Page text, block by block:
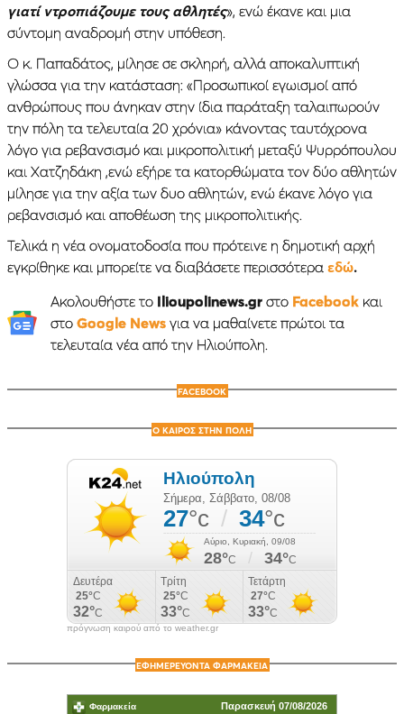
γιατί ντροπιάζουμε τους αθλητές», ενώ έκανε και μια
σύντομη αναδρομή στην υπόθεση.
Ο κ. Παπαδάτος, μίλησε σε σκληρή, αλλά αποκαλυπτική
γλώσσα για την κατάσταση: «Προσωπικοί εγωισμοί από
ανθρώπους που άνηκαν στην ίδια παράταξη ταλαιπωρούν
την πόλη τα τελευταία 20 χρόνια» κάνοντας ταυτόχρονα
λόγο για ρεβανσισμό και μικροπολιτική μεταξύ Ψυρρόπουλου
και Χατζηδάκη ,ενώ εξήρε τα κατορθώματα τον δύο αθλητών
μίλησε για την αξία των δυο αθλητών, ενώ έκανε λόγο για
ρεβανσισμό και αποθέωση της μικροπολιτικής.
Τελικά η νέα ονοματοδοσία που πρότεινε η δημοτική αρχή
εγκρίθηκε και μπορείτε να διαβάσετε περισσότερα εδώ.
Ακολουθήστε το Ilioupolinews.grστο Facebookκαι
στο Google Newsγια να μαθαίνετε πρώτοι τα
τελευταία νέα από την Ηλιούπολη.
FACEBOOK
Ο ΚΑΙΡΟΣ ΣΤΗΝ ΠΟΛΗ
πρόγνωση καιρού από το weather.gr
ΕΦΗΜΕΡΕΥΟΝΤΑ ΦΑΡΜΑΚΕΙΑ